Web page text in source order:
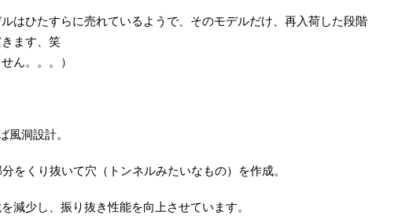
はひたすらに売れているようで、そのモデルだけ、再入荷した段階
ます、笑
ん。。。）
風洞設計。
をくり抜いて穴（トンネルみたいなもの）を作成。
減少し、振り抜き性能を向上させています。